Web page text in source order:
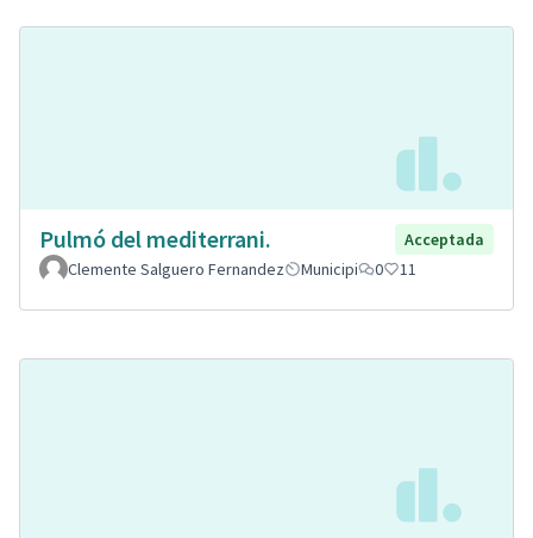
Pulmó del mediterrani.
Acceptada
Clemente Salguero Fernandez
Municipi 0 11